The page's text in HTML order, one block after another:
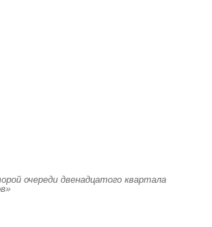
очереди двенадцатого квартала